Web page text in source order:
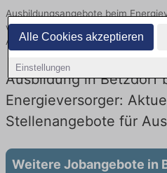
Alle Cookies akzeptieren
Einstellungen
Ausbildungsangebote beim
von namhaften Firmen. Entdecken
Arbeitgebern und bewerben Sie
Ausbildung in Betzdorf
Energieversorger:
Stellenangebote für
Weitere Jobangebote in